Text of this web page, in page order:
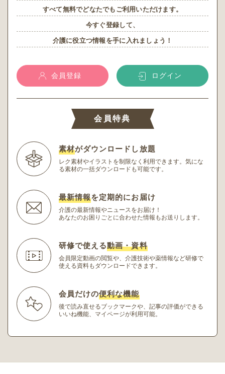
すべて無料でどなたでもご利用いただけます。
今すぐ登録して、
介護に役立つ情報を手に入れましょう！
会員登録 ログイン
会員特典
素材がダウンロードし放題
レク素材やイラストを制限なく利用できます。 気にな
る素材の一括ダウンロードも可能です。
最新情報を定期的にお届け
介護の最新情報やニュースをお届け！
あなたのお困りごとに合わせた情報もお送りします。
研修で使える動画・資料
会員限定動画の閲覧や、介護技術や薬情報など研修で
使える資料もダウンロードできます。
会員だけの便利な機能
後で読み直せるブックマークや、記事の評価ができる
いいね機能、マイページが利用可能。